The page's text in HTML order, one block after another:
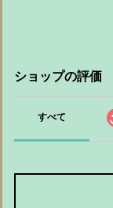
ショップの評価
すべて